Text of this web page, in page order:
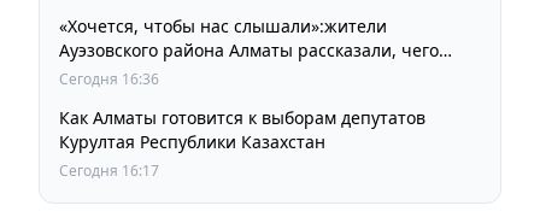
«Хочется, чтобы нас слышали»:жители
Ауэзовского района Алматы рассказали, чего
ждут от выборов депутатов Курултая
Сегодня 16:36
Как Алматы готовится к выборам депутатов
Курултая Республики Казахстан
Сегодня 16:17